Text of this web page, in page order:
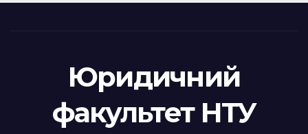
Юридичний
факультет НТУ